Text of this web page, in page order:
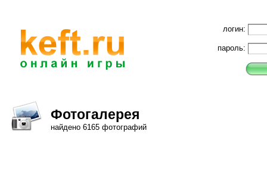
логин:
пароль:
Фотогалерея
найдено 6165 фотографий